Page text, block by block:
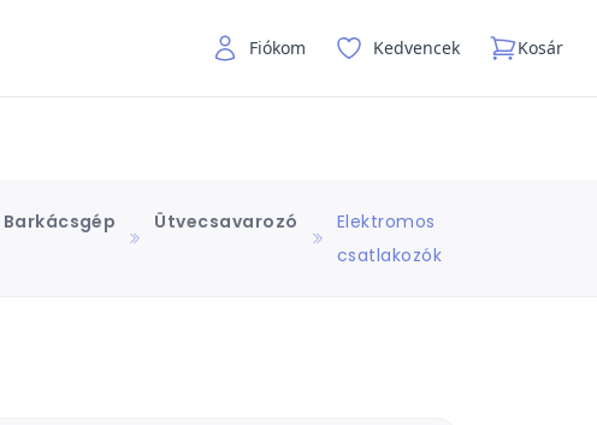
Fiókom Kedvencek Kosár
Barkácsgép Ütvecsavarozó
Elektromos
csatlakozók